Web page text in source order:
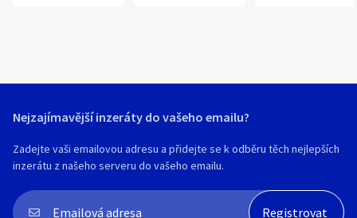
Nejzajímavější inzeráty do vašeho emailu?
Zadejte vaši emailovou adresu a přidejte se k odběru těch nejlepších
inzerátu z našeho serveru do vašeho emailu.